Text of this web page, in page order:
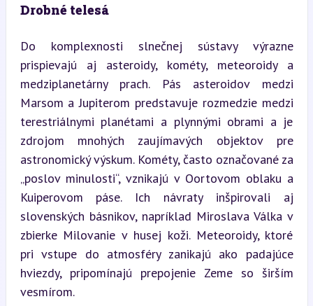
Drobné telesá
Do komplexnosti slnečnej sústavy výrazne
prispievajú aj asteroidy, kométy, meteoroidy a
medziplanetárny prach. Pás asteroidov medzi
Marsom a Jupiterom predstavuje rozmedzie medzi
terestriálnymi planétami a plynnými obrami a je
zdrojom mnohých zaujímavých objektov pre
astronomický výskum. Kométy, často označované za
„poslov minulosti“, vznikajú v Oortovom oblaku a
Kuiperovom páse. Ich návraty inšpirovali aj
slovenských básnikov, napríklad Miroslava Válka v
zbierke Milovanie v husej koži. Meteoroidy, ktoré
pri vstupe do atmosféry zanikajú ako padajúce
hviezdy, pripomínajú prepojenie Zeme so širším
vesmírom.